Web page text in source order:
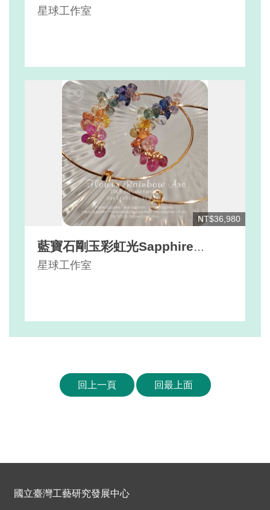
飾 Pink Elbaite Tourmaline
星球工作室
NT$36,980
藍寶石剛玉彩虹光Sapphire
Rainbow Arc Earrings 10 K金 耳
星球工作室
回上一頁 回最上面
國立臺灣工藝研究發展中心